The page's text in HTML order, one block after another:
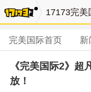
17173完美
完美国际首页 新
《完美国际2》超
放！